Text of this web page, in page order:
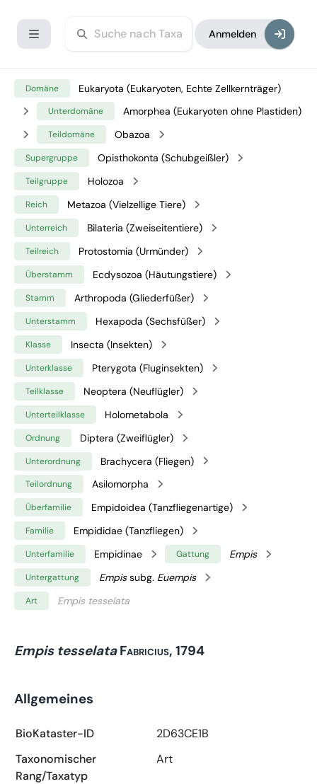
Anmelden
Domäne Eukaryota (Eukaryoten, Echte Zellkernträger)
Unterdomäne Amorphea (Eukaryoten ohne Plastiden)
Teildomäne Obazoa
Supergruppe Opisthokonta (Schubgeißler)
Teilgruppe Holozoa
Reich Metazoa (Vielzellige Tiere)
Unterreich Bilateria (Zweiseitentiere)
Teilreich Protostomia (Urmünder)
Überstamm Ecdysozoa (Häutungstiere)
Stamm Arthropoda (Gliederfüßer)
Unterstamm Hexapoda (Sechsfüßer)
Klasse Insecta (Insekten)
Unterklasse Pterygota (Fluginsekten)
Teilklasse Neoptera (Neuflügler)
Unterteilklasse Holometabola
Ordnung Diptera (Zweiflügler)
Unterordnung Brachycera (Fliegen)
Teilordnung Asilomorpha
Überfamilie Empidoidea (Tanzfliegenartige)
Familie Empididae (Tanzfliegen)
Unterfamilie Empidinae Gattung Empis
Untergattung Empissubg. Euempis
Art Empis tesselata
Empis tesselata Fabricius, 1794
Allgemeines
BioKataster-ID
2D63CE1B
Taxonomischer
Rang/Taxatyp
Art